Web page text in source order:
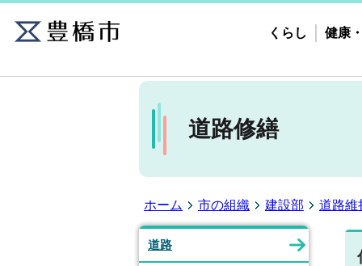
くらし 健康
道路修繕
ホーム 市の組織 建設部 道路維
道路